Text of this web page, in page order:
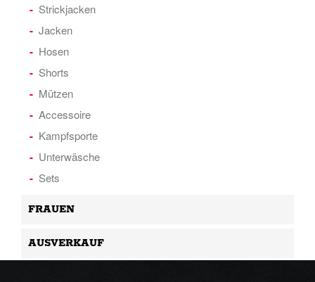
Strickjacken
Jacken
Hosen
Shorts
Mützen
Accessoire
Kampfsporte
Unterwäsche
Sets
FRAUEN
AUSVERKAUF